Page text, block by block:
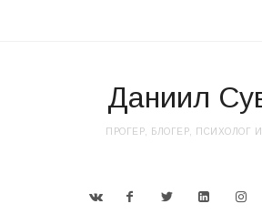
Даниил
ПРОГЕР, БЛОГЕР, ПСИХОЛОГ